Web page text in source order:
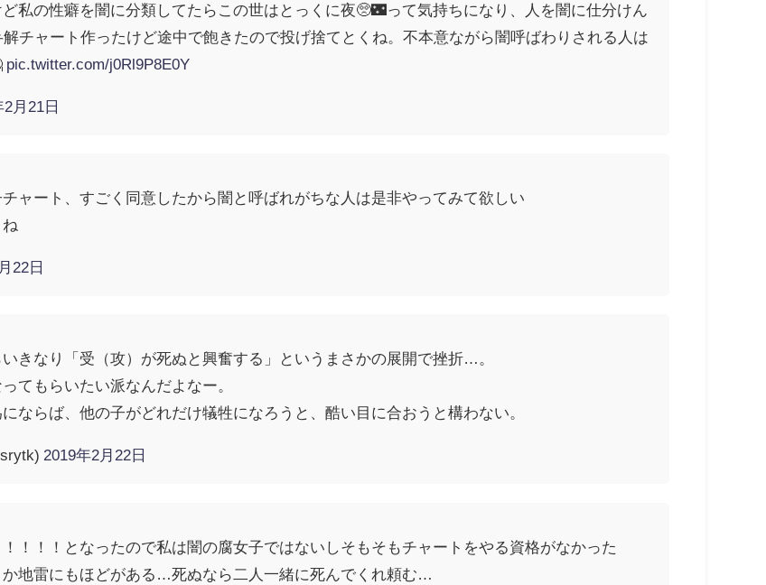
私の性癖を闇に分類してたらこの世はとっくに夜🥺🌃って気持ちになり、人を闇に仕分けん
チャート作ったけど途中で飽きたので投げ捨てとくね。不本意ながら闇呼ばわりされる人は
pic.twitter.com/j0Rl9P8E0Y
2月21日
ャート、すごく同意したから闇と呼ばれがちな人は是非やってみて欲しい
22日
きなり「受（攻）が死ぬと興奮する」というまさかの展開で挫折…。
てもらいたい派なんだよなー。
ならば、他の子がどれだけ犠牲になろうと、酷い目に合おうと構わない。
2019年2月22日
！！！となったので私は闇の腐女子ではないしそもそもチャートをやる資格がなかった
地雷にもほどがある…死ぬなら二人一緒に死んでくれ頼む…